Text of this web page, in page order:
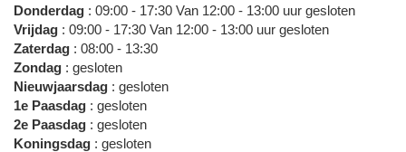
Donderdag : 09:00 - 17:30 Van 12:00 - 13:00 uur gesloten
Vrijdag : 09:00 - 17:30 Van 12:00 - 13:00 uur gesloten
Zaterdag : 08:00 - 13:30
Zondag : gesloten
Nieuwjaarsdag : gesloten
1e Paasdag : gesloten
2e Paasdag : gesloten
Koningsdag : gesloten